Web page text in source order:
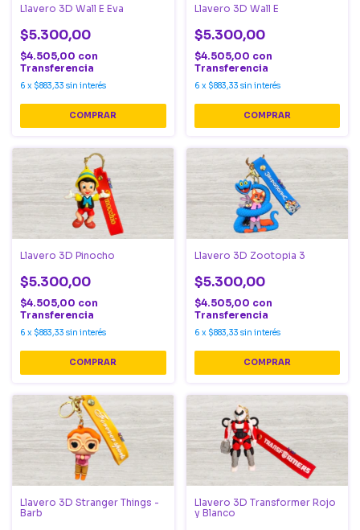
Llavero 3D Wall E Eva
$5.300,00
$4.505,00 con
Transferencia
6 x $883,33 sin interés
Llavero 3D Wall E
$5.300,00
$4.505,00 con
Transferencia
6 x $883,33 sin interés
Llavero 3D Pinocho
$5.300,00
$4.505,00 con
Transferencia
6 x $883,33 sin interés
Llavero 3D Zootopia 3
$5.300,00
$4.505,00 con
Transferencia
6 x $883,33 sin interés
Llavero 3D Stranger Things -
Barb
Llavero 3D Transformer Rojo
y Blanco